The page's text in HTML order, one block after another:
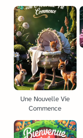
Une Nouvelle Vie
Commence